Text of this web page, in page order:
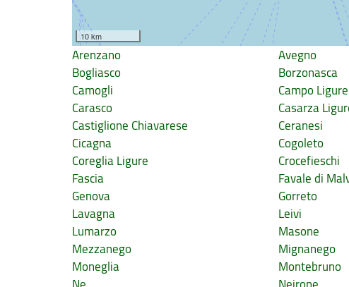
10 km
Arenzano Avegno
Bogliasco
Borzonasca
Camogli
Campo Ligure
Carasco
Casarza
Castiglione Chiavarese
Ceranesi
Cicagna
Cogoleto
Coreglia Ligure
Crocefieschi
Fascia
Favale di
Genova
Gorreto
Lavagna
Leivi
Lumarzo
Masone
Mezzanego
Mignanego
Moneglia
Montebruno